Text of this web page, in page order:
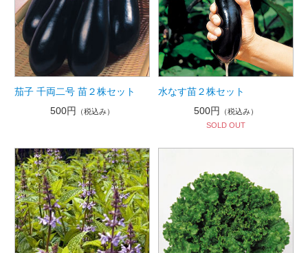
茄子 千両二号 苗２株セット
500円 （税込み）
水なす苗２株セット
500円
（税込み）
SOLD OUT